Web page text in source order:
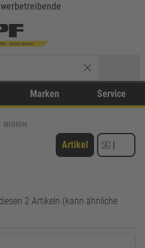
Marken Service
NIGRIN
Artikel |
2 Artikeln (kann ähnliche